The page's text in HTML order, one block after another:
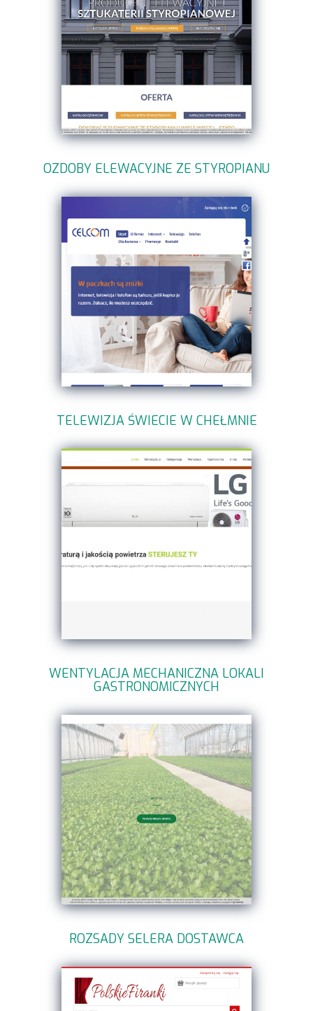
OZDOBY ELEWACYJNE ZE STYROPIANU
TELEWIZJA ŚWIECIE W CHEŁMNIE
WENTYLACJA MECHANICZNA LOKALI
GASTRONOMICZNYCH
ROZSADY SELERA DOSTAWCA